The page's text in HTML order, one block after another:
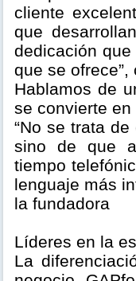
cliente
que
dedicación
que se ofrece”,
Hablamos de
se convierte
“No se trata
sino de que
tiempo
lenguaje más
la fundadora
Líderes en la
La